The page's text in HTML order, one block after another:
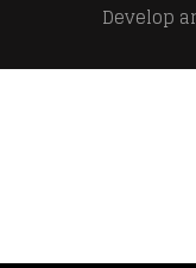
Develop